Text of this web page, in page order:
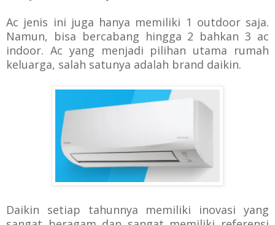
Ac jenis ini juga hanya memiliki 1 outdoor saja.
Namun, bisa bercabang hingga 2 bahkan 3 ac
indoor. Ac yang menjadi pilihan utama rumah
keluarga, salah satunya adalah brand daikin.
Daikin setiap tahunnya memiliki inovasi yang